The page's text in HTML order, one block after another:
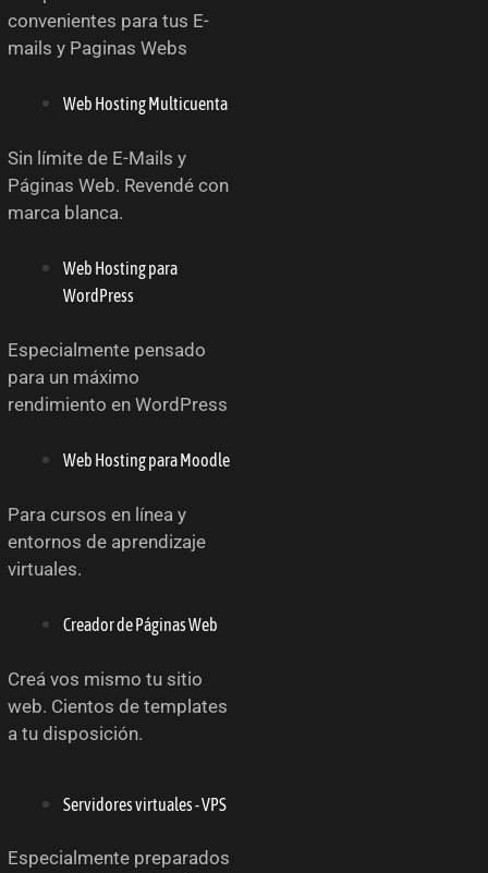
convenientes para tus E-
mails y Paginas Webs
Web Hosting Multicuenta
Sin límite de E-Mails y
Páginas Web. Revendé con
marca blanca.
Web Hosting para
WordPress
Especialmente pensado
para un máximo
rendimiento en WordPress
Web Hosting para Moodle
Para cursos en línea y
entornos de aprendizaje
virtuales.
Creador de Páginas Web
Creá vos mismo tu sitio
web. Cientos de templates
a tu disposición.
Servidores virtuales - VPS
Especialmente preparados